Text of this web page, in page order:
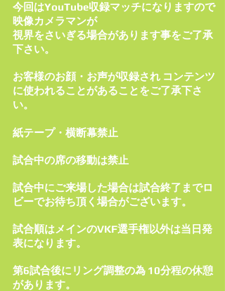
今回はYouTube収録マッチになりますので
映像カメラマンが
視界をさいぎる場合があります事をご了承
下さい。
お客様のお顔・お声が収録され コンテンツ
に使われることがあることをご了承下さ
い。
紙テープ・横断幕禁止
試合中の席の移動は禁止
試合中にご来場した場合は試合終了までロ
ビーでお待ち頂く場合がございます。
試合順はメインのVKF選手権以外は当日発
表になります。
第6試合後にリング調整の為 10分程の休憩
があります。